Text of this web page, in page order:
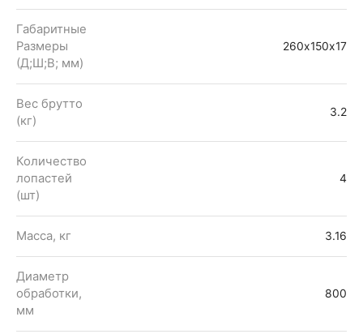
Габаритные
Размеры
(Д;Ш;В; мм)
260х150х17
Вес брутто
(кг)
3.2
Количество
лопастей
(шт)
4
Масса, кг 3.16
Диаметр
обработки,
мм
800